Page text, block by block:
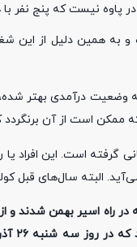
پاوه نیست که پنج نفر
وضعیت درآمدی بهتر
آن برنگردد که به ازای آن ۴۰۰
خطر در همین هشت ماه امسال ۱۱ نفر
کولبر برای هر کالا ۱۰۰ تا ۱۲۰
راه اسیر بهمن شدند و